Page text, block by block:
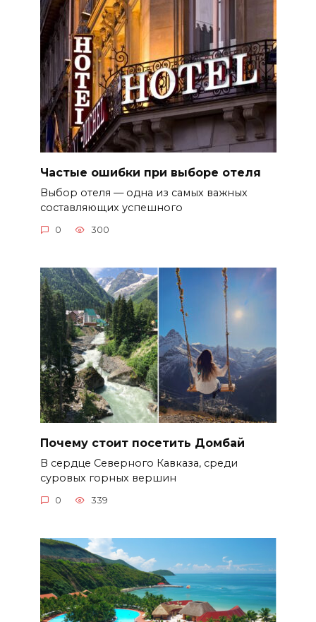
Частые ошибки при выборе отеля
Выбор отеля — одна из самых важных
составляющих успешного
0 300
Почему стоит посетить Домбай
В сердце Северного Кавказа, среди
суровых горных вершин
0 339